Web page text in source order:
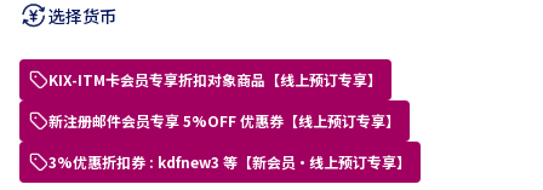
选择货币
KIX-ITM卡会员专享折扣对象商品【线上预订专享】
新注册邮件会员专享 5%OFF 优惠券【线上预订专享】
3%优惠折扣券 : kdfnew3 等【新会员・线上预订专享】